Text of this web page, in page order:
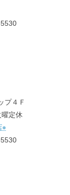
プ４Ｆ
定休
●